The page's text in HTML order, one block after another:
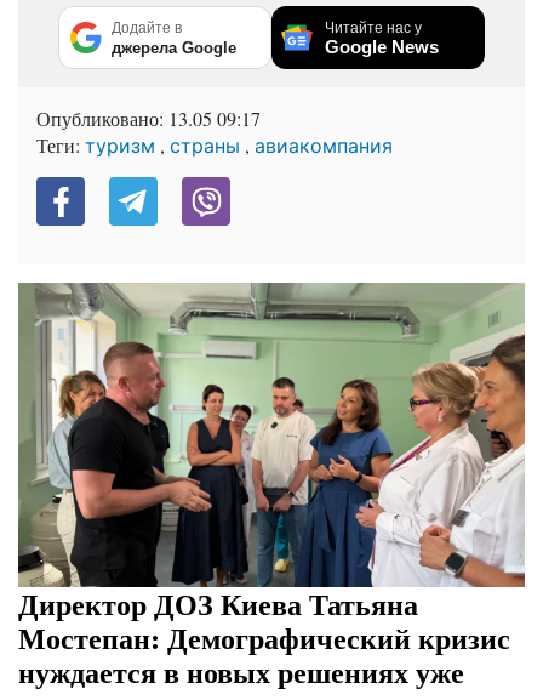
Додайте в
джерела Google
Читайте нас у
Google News
Опубликовано: 13.05 09:17
Теги: туризм , страны , авиакомпания
Директор ДОЗ Киева Татьяна
Мостепан: Демографический кризис
нуждается в новых решениях уже